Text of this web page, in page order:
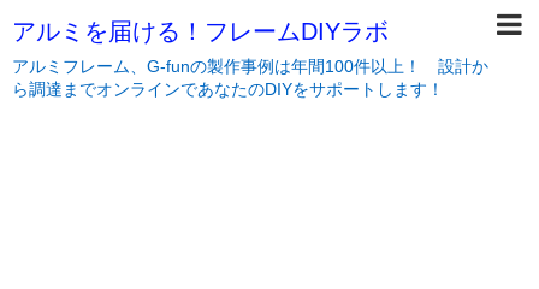
アルミを届ける！フレームDIYラボ
アルミフレーム、G-funの製作事例は年間100件以上！ 設計か
ら調達までオンラインであなたのDIYをサポートします！